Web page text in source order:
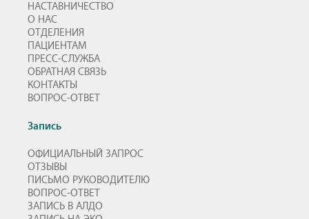
НАСТАВНИЧЕСТВО
О НАС
ОТДЕЛЕНИЯ
ПАЦИЕНТАМ
ПРЕСС-СЛУЖБА
ОБРАТНАЯ СВЯЗЬ
КОНТАКТЫ
ВОПРОС-ОТВЕТ
Запись
ОФИЦИАЛЬНЫЙ ЗАПРОС
ОТЗЫВЫ
ПИСЬМО РУКОВОДИТЕЛЮ
ВОПРОС-ОТВЕТ
ЗАПИСЬ В АЛДО